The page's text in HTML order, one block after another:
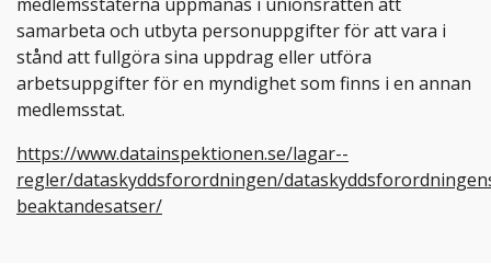
samarbeta och utbyta personuppgifter för att vara i
stånd att fullgöra sina uppdrag eller utföra
arbetsuppgifter för en myndighet som finns i en annan
medlemsstat.
https://www.datainspektionen.se/lagar--
regler/dataskyddsforordningen/
beaktandesatser/